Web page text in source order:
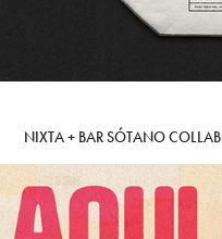
NIXTA + BAR SÓTANO COLLAB